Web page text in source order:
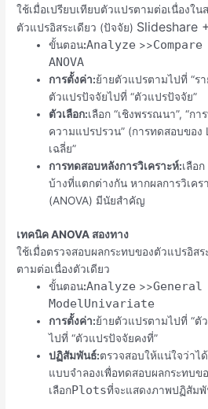
ใช้เมื่อเปรียบเทียบตัวแปรตามต่อเนื่องใ
ตัวแปรอิสระเดียว (ปัจจัย) Slideshare
ขั้นตอน:Analyze >>Compare
ANOVA
การตั้งค่า:ย้ายตัวแปรตามไปที่ “ร
ตัวแปรปัจจัยไปที่ “ตัวแปรปัจจัย”
ตัวเลือก:เลือก “เชิงพรรณนา”, “ก
ความแปรปรวน” (การทดสอบของ
เฉลี่ย”
การทดสอบหลังการวิเคราะห์:เลือ
บ้างที่แตกต่างกัน หากผลการวิเค
(ANOVA) มีนัยสำคัญ
เทคนิค ANOVA สองทาง
ใช้เมื่อตรวจสอบผลกระทบของตัวแปรอิส
ตามต่อเนื่องตัวเดียว
ขั้นตอน:Analyze >>
ModelUnivariate
การตั้งค่า:ย้ายตัวแปรตามไปที่ “ตั
ไปที่ “ตัวแปรปัจจัยคงที่”
ปฏิสัมพันธ์:ตรวจสอบให้แน่ใจว่าไ
แบบจำลองเพื่อทดสอบผลกระทบข
เลือกPlotsที่จะแสดงภาพปฏิสัมพั